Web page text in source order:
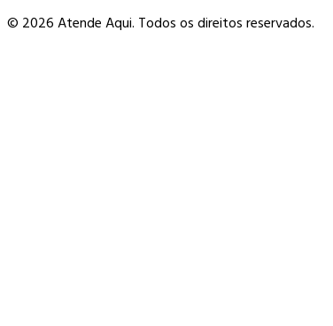
© 2026 Atende Aqui. Todos os direitos reservados.